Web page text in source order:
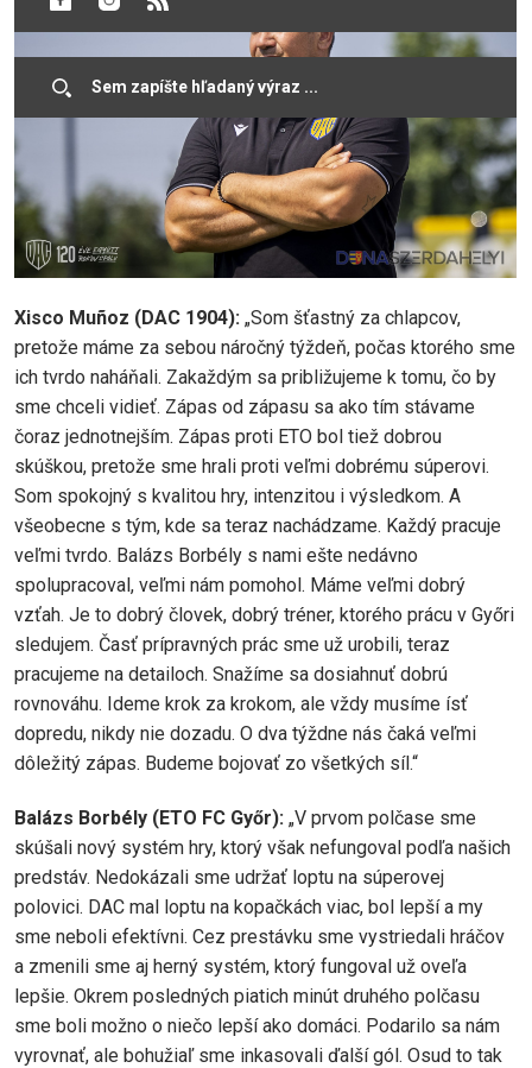
Xisco Muñoz (DAC 1904): „Som šťastný za chlapcov,
pretože máme za sebou náročný týždeň, počas ktorého sme
ich tvrdo naháňali. Zakaždým sa približujeme k tomu, čo by
sme chceli vidieť. Zápas od zápasu sa ako tím stávame
čoraz jednotnejším. Zápas proti ETO bol tiež dobrou
skúškou, pretože sme hrali proti veľmi dobrému súperovi.
Som spokojný s kvalitou hry, intenzitou i výsledkom. A
všeobecne s tým, kde sa teraz nachádzame. Každý pracuje
veľmi tvrdo. Balázs Borbély s nami ešte nedávno
spolupracoval, veľmi nám pomohol. Máme veľmi dobrý
vzťah. Je to dobrý človek, dobrý tréner, ktorého prácu v Győri
sledujem. Časť prípravných prác sme už urobili, teraz
pracujeme na detailoch. Snažíme sa dosiahnuť dobrú
rovnováhu. Ideme krok za krokom, ale vždy musíme ísť
dopredu, nikdy nie dozadu. O dva týždne nás čaká veľmi
dôležitý zápas. Budeme bojovať zo všetkých síl.“
Balázs Borbély (ETO FC Győr): „V prvom polčase sme
skúšali nový systém hry, ktorý však nefungoval podľa našich
predstáv. Nedokázali sme udržať loptu na súperovej
polovici. DAC mal loptu na kopačkách viac, bol lepší a my
sme neboli efektívni. Cez prestávku sme vystriedali hráčov
a zmenili sme aj herný systém, ktorý fungoval už oveľa
lepšie. Okrem posledných piatich minút druhého polčasu
sme boli možno o niečo lepší ako domáci. Podarilo sa nám
vyrovnať, ale bohužiaľ sme inkasovali ďalší gól. Osud to tak